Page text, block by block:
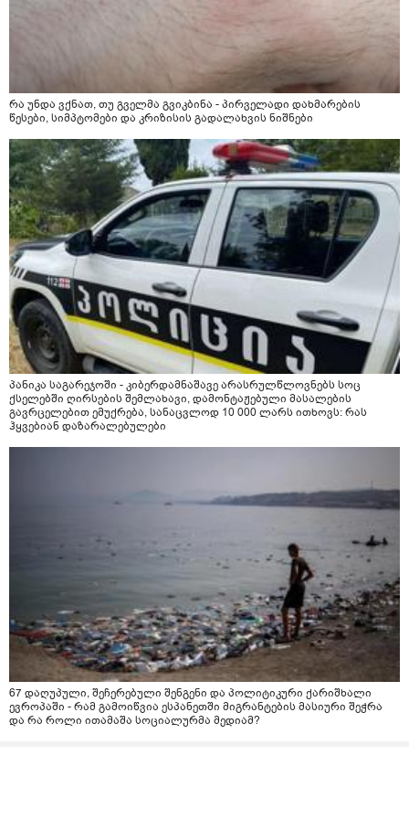
რა უნდა ვქნათ, თუ გველმა გვიკბინა - პირველადი დახმარების
წესები, სიმპტომები და კრიზისის გადალახვის ნიშნები
პანიკა საგარეჯოში - კიბერდამნაშავე არასრულწლოვნებს სოც
ქსელებში ღირსების შემლახავი, დამონტაჟებული მასალების
გავრცელებით ემუქრება, სანაცვლოდ 10 000 ლარს ითხოვს: რას
ჰყვებიან დაზარალებულები
67 დაღუპული, შეჩერებული შენგენი და პოლიტიკური ქარიშხალი
ევროპაში - რამ გამოიწვია ესპანეთში მიგრანტების მასიური შეჭრა
და რა როლი ითამაშა სოციალურმა მედიამ?